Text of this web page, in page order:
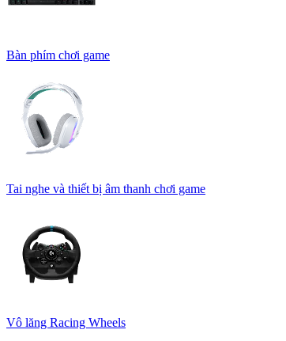
Bàn phím chơi game
Tai nghe và thiết bị âm thanh chơi game
Vô lăng Racing Wheels